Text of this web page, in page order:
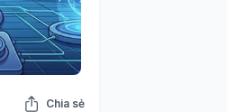
Chia sẻ